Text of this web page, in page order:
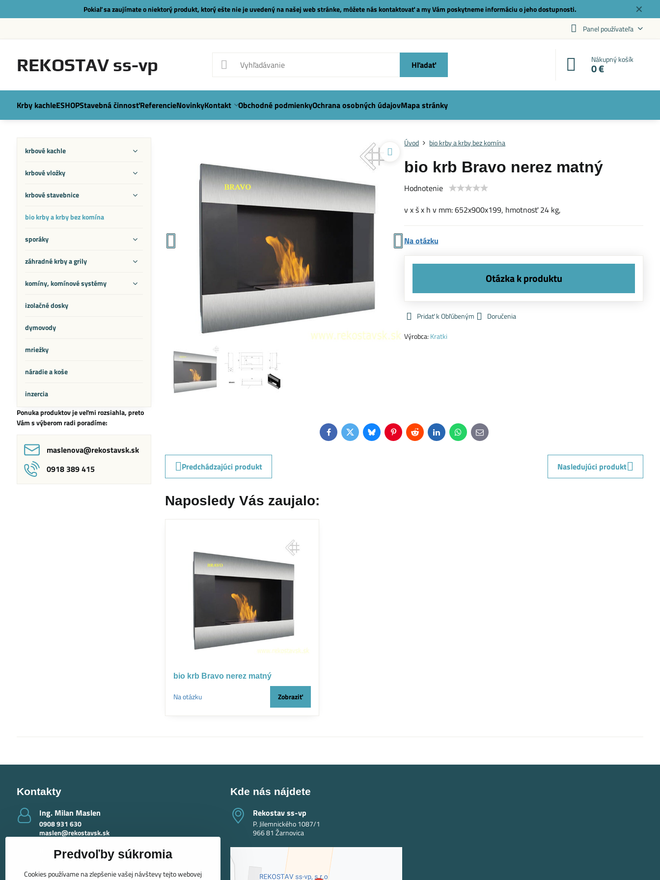
✕
Pokiaľ sa zaujímate o niektorý produkt, ktorý ešte nie je uvedený na našej web stránke, môžete nás kontaktovaťa my Vám poskytneme informáciu o jeho dostupnosti.
Panel používateľa
REKOSTAV ss-vp Hľadať Nákupný košík
0 €
Krby kachleESHOPStavebná činnosťReferencieNovinkyKontakt Obchodné podmienkyOchrana osobných údajovMapa stránky
Úvod bio krby a krby bez komína
bio krb Bravo nerez matný
Hodnotenie
v x š x h v mm: 652x900x199, hmotnosť 24 kg,
Na otázku
Pridať k Obľúbeným
Doručenia
Výrobca: Kratki
FacebookTwitterBlueskyPinterestRedditLinkedInWhatsApp
E-
mail
Predchádzajúci produkt
Nasledujúci produkt
Naposledy Vás zaujalo:
bio krb Bravo nerez matný
Na otázku Zobraziť
krbové kachle
krbové vložky
krbové stavebnice
bio krby a krby bez komína
sporáky
záhradné krby a grily
komíny, komínové systémy
izolačné dosky
dymovody
mriežky
náradie a koše
inzercia
Ponuka produktov je veľmi rozsiahla, preto
Vám s výberom radi poradíme:
maslenova​@rekostavsk​.sk
0918 389 415
Kontakty
Ing​. Milan Maslen
0908 931 630
maslen@rekostavsk.sk
Ing​. Mária Maslenová - krby
0918 389 415
maslenova@rekostavsk.sk
Kde nás nájdete
Rekostav ss-vp
P. Jilemnického 1087/1
966 81 Žarnovica
Predvoľby súkromia
Cookies používame na zlepšenie vašej návštevy tejto webovej